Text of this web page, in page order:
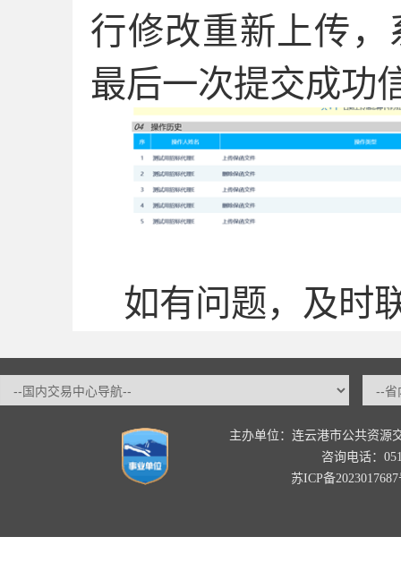
行修改重新上传
最后一次提交成功
如有问题，及时
主办单位：连云港市公共资源
咨询电话：
苏ICP备